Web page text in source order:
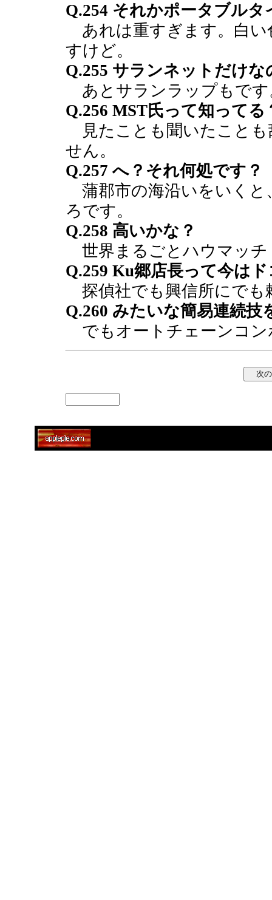
Q.254 それかポータブルタ
あれは重すぎます。白い
すけど。
Q.255 サランネットだけな
あとサランラップもです
Q.256 MST氏って知ってる
見たことも聞いたことも
せん。
Q.257 へ？それ何処です？
蒲郡市の海沿いをいくと
ろです。
Q.258 高いかな？
世界まるごとハウマッチ
Q.259 Ku郷店長って今は
探偵社でも興信所にでも
Q.260 みたいな簡易連続技
でもオートチェーンコン